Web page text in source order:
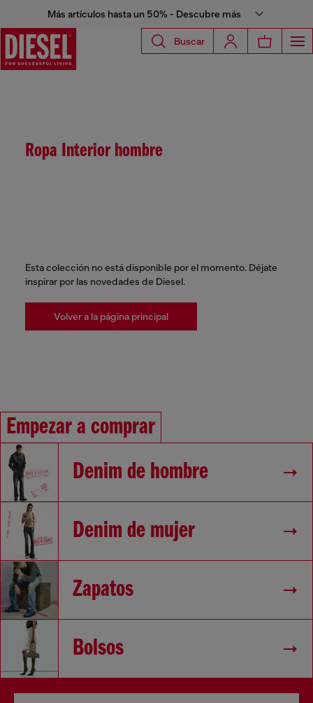
Más artículos hasta un 50% - Descubre más
Buscar
Ropa Interior hombre
Esta colección no está disponible por el momento. Déjate
inspirar por las novedades de Diesel.
Volver a la página principal
Empezar a comprar
Denim de hombre
Denim de mujer
Zapatos
Bolsos